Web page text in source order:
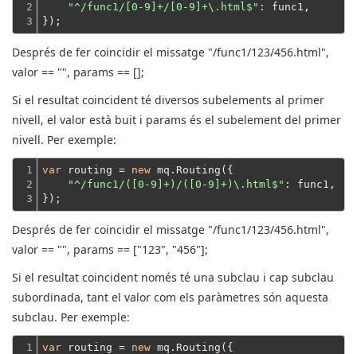
2
3
"^/func1/[0-9]+/[0-9]+\.html$" : func1,
});
Després de fer coincidir el missatge "/func1/123/456.html",
valor == "", params == [];
Si el resultat coincident té diversos subelements al primer
nivell, el valor està buit i params és el subelement del primer
nivell. Per exemple:
1
2
3
var routing = new mq.Routing({
"^/func1/([0-9]+)/([0-9]+)\.html$" : func1,
});
Després de fer coincidir el missatge "/func1/123/456.html",
valor == "", params == ["123", "456"];
Si el resultat coincident només té una subclau i cap subclau
subordinada, tant el valor com els paràmetres són aquesta
subclau. Per exemple:
1
var routing = new mq.Routing({